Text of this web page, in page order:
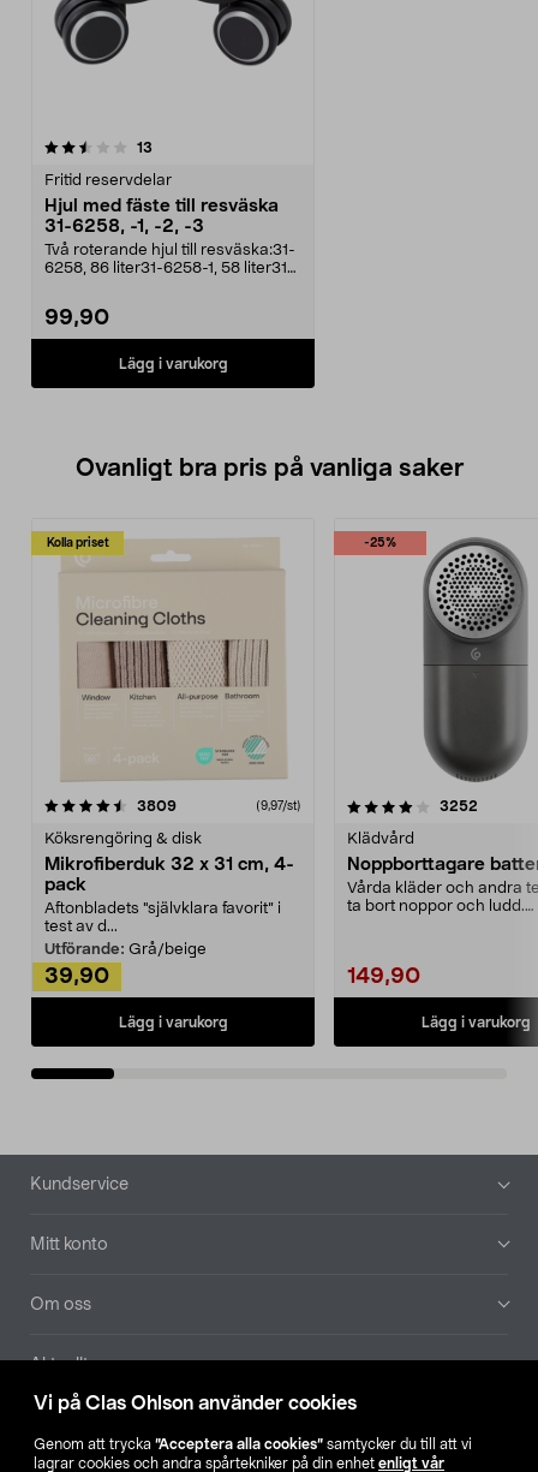
Vi på Clas Ohlson använder cookies
Genom att trycka ”Acceptera alla cookies” samtycker du till att vi
lagrar cookies och andra spårtekniker på din enhet enligt vår
13
Fritid reservdelar
Hjul med fäste till resväska
31-6258, -1, -2, -3
Två roterande hjul till resväska:31-
6258, 86 liter31-6258-1, 58 liter31-
99,90
Lägg i varukorg
Ovanligt bra pris på vanliga saker
Kolla priset
3809recensioner (9,97/st)
Köksrengöring & disk
Mikrofiberduk 32 x 31 cm, 4-
pack
Aftonbladets "självklara favorit” i
test av d...
Utförande: Grå/beige
39,90
Lägg i varukorg
-25%
4.0av 5 stjärnor 3252
Klädvård
Noppborttagare
Vårda kläder och andra
ta bort noppor och ludd.
149,90
Lägg i varukorg
4.5av 5 stjärnor
Sidfot
Kundservice
Mitt konto
Om oss
Aktuellt